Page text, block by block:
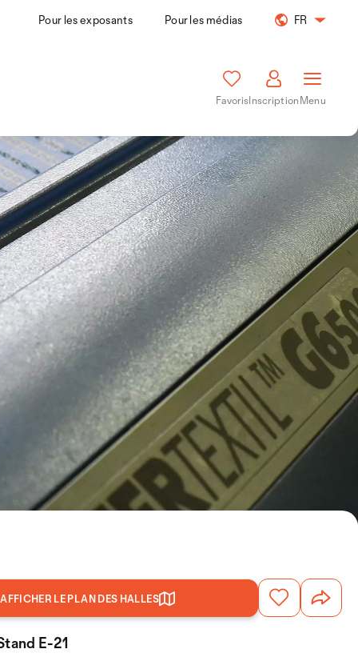
Pour les exposants Pour les médias FR
FavorisInscriptionMenu
AFFICHER LE PLAN DES HALLES
E-21